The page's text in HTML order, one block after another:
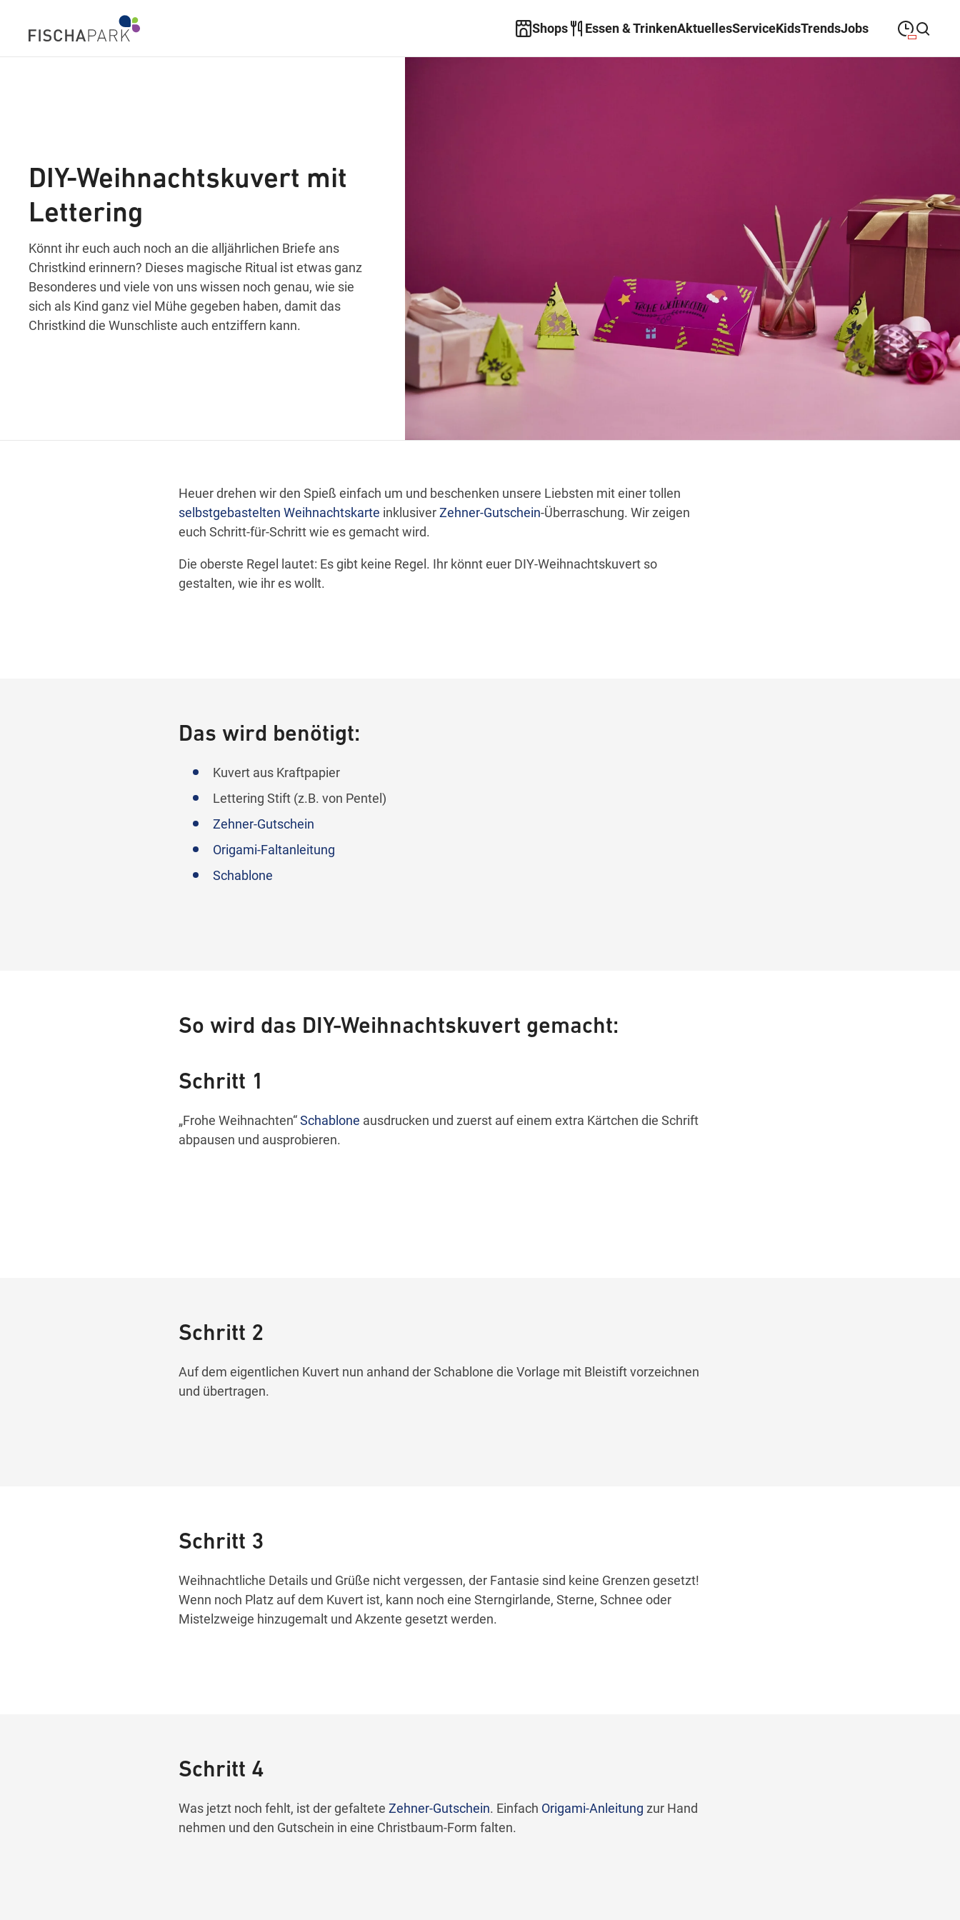
Shops Essen & TrinkenAktuellesServiceKidsTrendsJobs
Freitag
FREITAG 09:00 19:00
Samstag
SAMSTAG 18:00
Sonderöffnungszeiten
DIY-Weihnachtskuvert mit
Lettering
Könnt ihr euch auch noch an die alljährlichen Briefe ans
Christkind erinnern? Dieses magische Ritual ist etwas ganz
Besonderes und viele von uns wissen noch genau, wie sie
sich als Kind ganz viel Mühe gegeben haben, damit das
Christkind die Wunschliste auch entziffern kann.
Heuer drehen wir den Spieß einfach um und beschenken unsere Liebsten mit einer tollen
selbstgebastelten Weihnachtskarte inklusiverZehner-Gutschein-Überraschung. Wir zeigen
euch Schritt-für-Schritt wie es gemacht wird.
Die oberste Regel lautet: Es gibt keine Regel. Ihr könnt euer DIY-Weihnachtskuvert so
gestalten, wie ihr es wollt.
Das wird benötigt:
Kuvert aus Kraftpapier
Lettering Stift (z.B. von Pentel)
Zehner-Gutschein
Origami-Faltanleitung
Schablone
So wird das DIY-Weihnachtskuvert gemacht:
Schritt 1
„Frohe Weihnachten“Schablone ausdrucken und zuerst auf einem extra Kärtchen die Schrift
abpausen und ausprobieren.
Schritt 2
Auf dem eigentlichen Kuvert nun anhand der Schablone die Vorlage mit Bleistift vorzeichnen
und übertragen.
Schritt 3
Weihnachtliche Details und Grüße nicht vergessen, der Fantasie sind keine Grenzen gesetzt!
Wenn noch Platz auf dem Kuvert ist, kann noch eine Sterngirlande, Sterne, Schnee oder
Mistelzweige hinzugemalt und Akzente gesetzt werden.
Schritt 4
Was jetzt noch fehlt, ist der gefaltete Zehner-Gutschein. Einfach Origami-Anleitung zur Hand
nehmen und den Gutschein in eine Christbaum-Form falten.